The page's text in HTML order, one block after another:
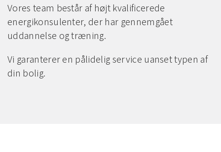
Vores team består af højt kvalificerede
energikonsulenter, der har gennemgået
uddannelse og træning.
Vi garanterer en pålidelig service uanset typen af
din bolig.